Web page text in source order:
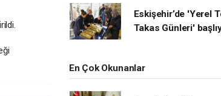
Eskişehir’de 'Yerel
Takas Günleri'
En Çok Okunanlar